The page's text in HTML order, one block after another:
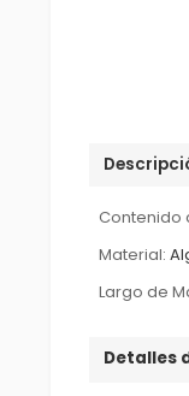
Contenido
Material:
Largo de
Detalles